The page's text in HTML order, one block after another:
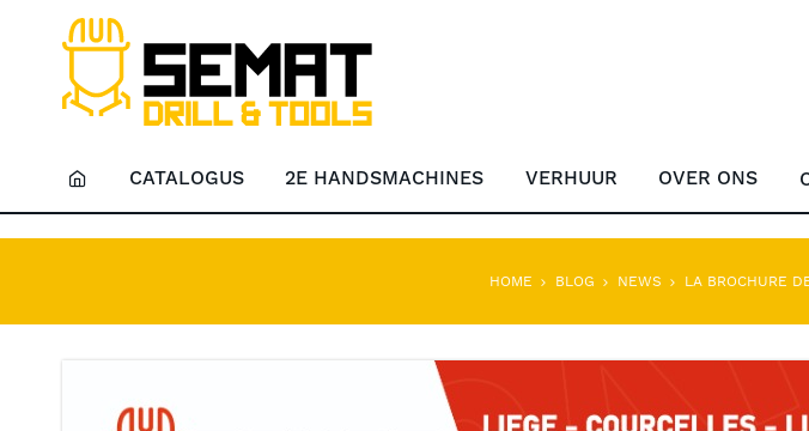
CATALOGUS 2E HANDSMACHINES VERHUUR OVER ONS
HOME BLOG NEWS LA BROCHURE